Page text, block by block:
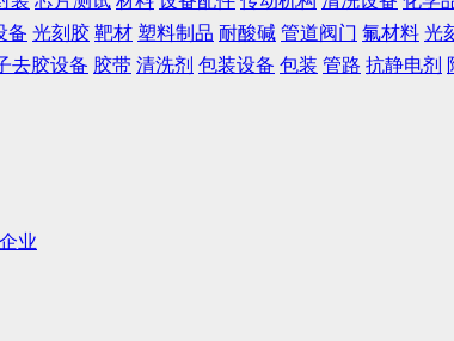
备 光刻胶 靶材 塑料制品 耐酸碱 管道阀门 氟材料 光
去胶设备 胶带 清洗剂 包装设备 包装 管路 抗静电剂
业